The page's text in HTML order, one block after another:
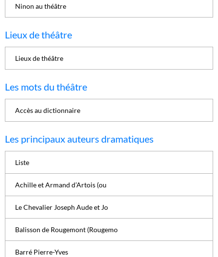
Ninon au théâtre
Lieux de théâtre
Lieux de théâtre
Les mots du théâtre
Accès au dictionnaire
Les principaux auteurs dramatiques
Liste
Achille et Armand d’Artois (ou
Le Chevalier Joseph Aude et Jo
Balisson de Rougemont (Rougemo
Barré Pierre-Yves